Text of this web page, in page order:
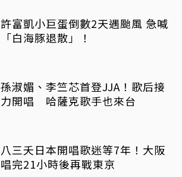
許富凱小巨蛋倒數2天遇颱風 急喊
「白海豚退散」！
孫淑媚、李竺芯首登JJA！歌后接
力開唱 哈薩克歌手也來台
八三夭日本開唱歌迷等7年！大阪
唱完21小時後再戰東京